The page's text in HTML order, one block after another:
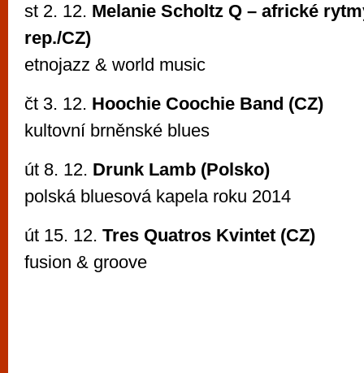
st 2. 12. Melanie Scholtz Q – africké
rep./CZ)
etnojazz & world music
čt 3. 12. Hoochie Coochie Band (CZ)
kultovní brněnské blues
út 8. 12. Drunk Lamb (Polsko)
polská bluesová kapela roku 2014
út 15. 12. Tres Quatros Kvintet (CZ)
fusion & groove